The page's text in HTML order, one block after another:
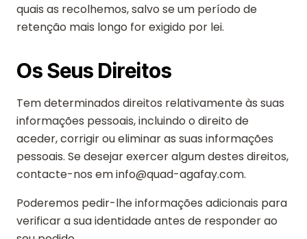
quais as recolhemos, salvo se um período de
retenção mais longo for exigido por lei.
Os Seus Direitos
Tem determinados direitos relativamente às suas
informações pessoais, incluindo o direito de
aceder, corrigir ou eliminar as suas informações
pessoais. Se desejar exercer algum destes direitos,
contacte-nos em info@quad-agafay.com.
Poderemos pedir-lhe informações adicionais para
verificar a sua identidade antes de responder ao